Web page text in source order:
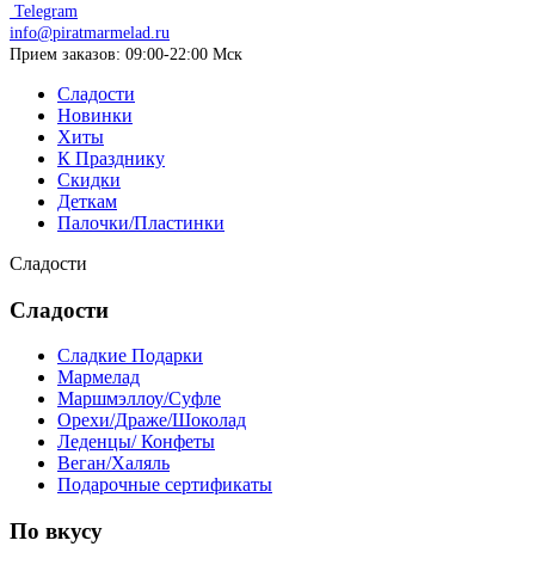
Telegram
info@piratmarmelad.ru
Прием заказов: 09:00-22:00 Мск
Сладости
Новинки
Хиты
К Празднику
Скидки
Деткам
Палочки/Пластинки
Сладости
Сладости
Сладкие Подарки
Мармелад
Маршмэллоу/Суфле
Орехи/Драже/Шоколад
Леденцы/ Конфеты
Веган/Халяль
Подарочные сертификаты
По вкусу